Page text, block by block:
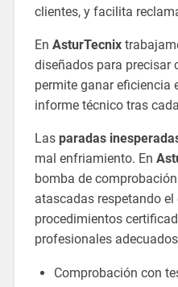
clientes, y facilita
En AsturTecnix
diseñados para precisar
permite ganar eficiencia
informe técnico tras
Las paradas
mal enfriamiento. En
bomba de
atascadas respetando el
procedimientos
profesionales
Comprobación con